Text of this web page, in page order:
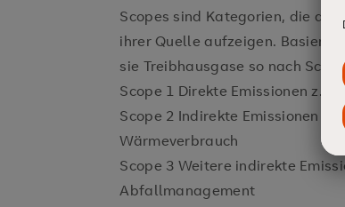
Scopes sind Kategorien, die die
ihrer Quelle aufzeigen.
sie Treibhausgase so nach
Scope 1 Direkte Emissionen z.B.
Scope 2 Indirekte Emissionen
Wärmeverbrauch
Scope 3 Weitere indirekte
Abfallmanagement